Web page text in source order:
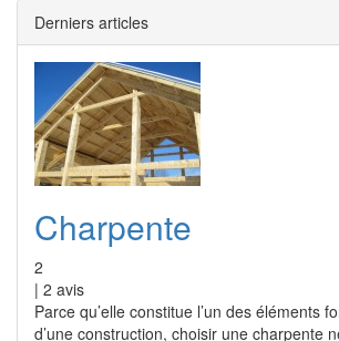
Derniers articles
Charpente
2
| 2 avis
Parce qu’elle constitue l’un des éléments
d’une construction, choisir une charpente